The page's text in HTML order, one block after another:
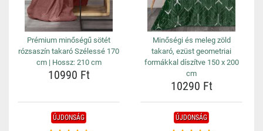
Prémium minőségű sötét
rózsaszín takaró Szélessé 170
cm | Hossz: 210 cm
10990 Ft
Minőségi és meleg zöld
takaró, ezüst geometriai
formákkal díszítve 150 x 200
cm
10290 Ft
ÚJDONSÁG ÚJDONSÁG